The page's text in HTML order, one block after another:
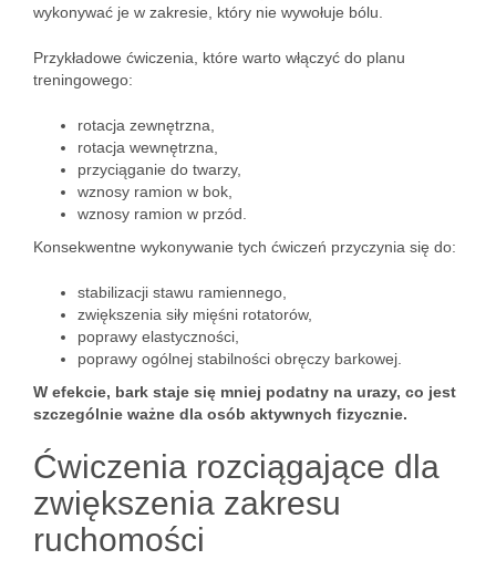
wykonywać je w zakresie, który nie wywołuje bólu.
Przykładowe ćwiczenia, które warto włączyć do planu
treningowego:
rotacja zewnętrzna,
rotacja wewnętrzna,
przyciąganie do twarzy,
wznosy ramion w bok,
wznosy ramion w przód.
Konsekwentne wykonywanie tych ćwiczeń przyczynia się do:
stabilizacji stawu ramiennego,
zwiększenia siły mięśni rotatorów,
poprawy elastyczności,
poprawy ogólnej stabilności obręczy barkowej.
W efekcie, bark staje się mniej podatny na urazy, co jest
szczególnie ważne dla osób aktywnych fizycznie.
Ćwiczenia rozciągające dla
zwiększenia zakresu
ruchomości